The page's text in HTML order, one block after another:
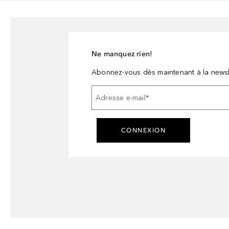
Ne manquez rien!
Abonnez-vous dès maintenant à la
Adresse e-mail *
CONNEXION